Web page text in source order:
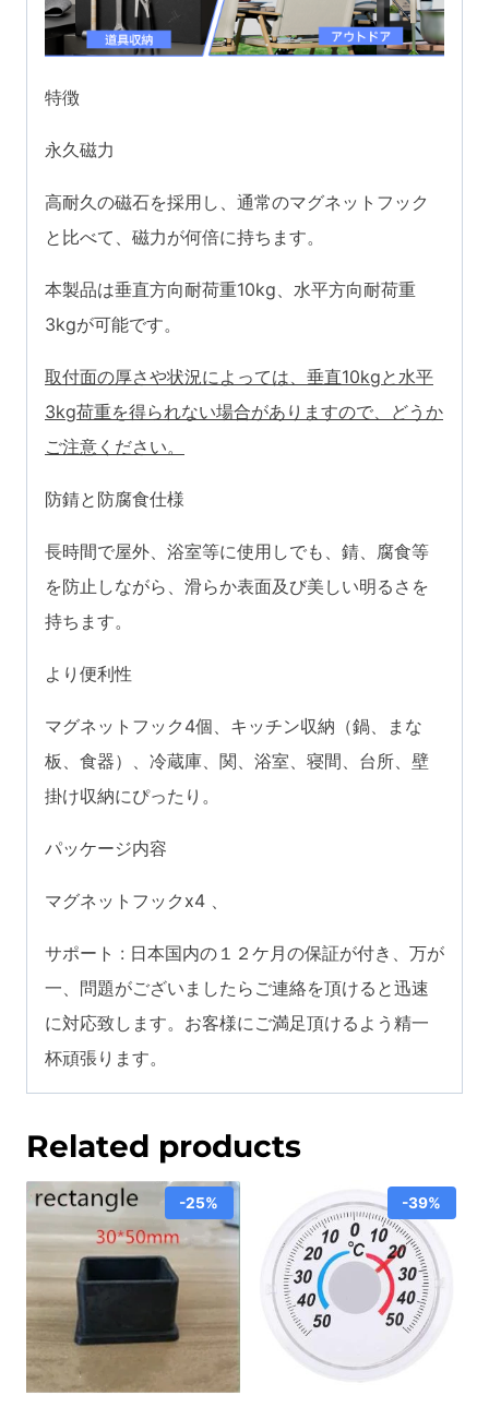
20MM
防
腐
冷
蔵
庫
関
キ
ー
ホ
ル
ー
キ
ッ
チ
オ
フ
ィ
ス
室
お
呂
壁
掛
け
用
DIY・
具・
ガ
ー
デ
ン
quantity
特徴
永久磁力
高耐久の磁石を採用し、通常のマグネットフック
と比べて、磁力が何倍に持ちます。
本製品は垂直方向耐荷重10kg、水平方向耐荷重
3kgが可能です。
取付面の厚さや状況によっては、垂直10kgと水平
3kg荷重を得られない場合がありますので、どうか
ご注意ください。
防錆と防腐食仕様
長時間で屋外、浴室等に使用しでも、錆、腐食等
を防止しながら、滑らか表面及び美しい明るさを
持ちます。
より便利性
マグネットフック4個、キッチン収納（鍋、まな
板、食器）、冷蔵庫、関、浴室、寝間、台所、壁
掛け収納にぴったり。
パッケージ内容
マグネットフックx4 、
サポート : 日本国内の１２ケ月の保証が付き、万が
一、問題がございましたらご連絡を頂けると迅速
に対応致します。お客様にご満足頂けるよう精一
杯頑張ります。
Related products
-25% -39%